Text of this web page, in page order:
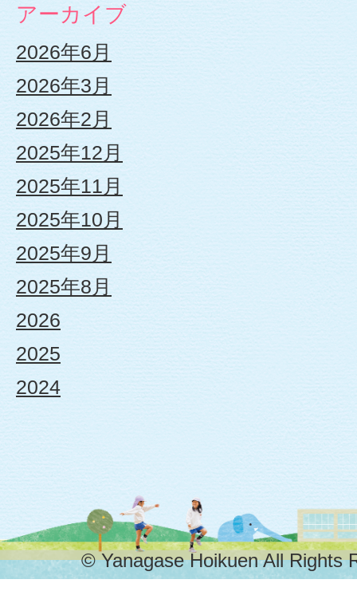
保
育
保
連
携
型
定
こ
ど
アーカイブ
2026年6月
2026年3月
2026年2月
2025年12月
2025年11月
2025年10月
2025年9月
2025年8月
2026
2025
2024
© Yanagase Hoikuen All Rights